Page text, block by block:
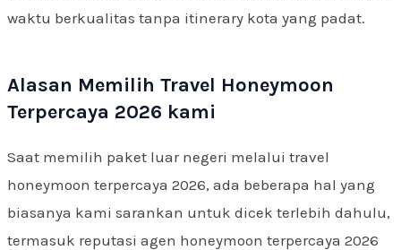
waktu berkualitas tanpa itinerary kota yang padat.
Alasan Memilih Travel Honeymoon
Terpercaya 2026 kami
Saat memilih paket luar negeri melalui travel
honeymoon terpercaya 2026, ada beberapa hal yang
biasanya kami sarankan untuk dicek terlebih dahulu,
termasuk reputasi agen honeymoon terpercaya 2026